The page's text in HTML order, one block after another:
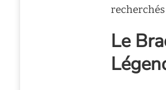
Le